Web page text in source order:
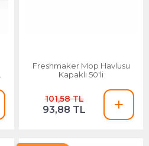
Freshmaker Mop Havlusu
Kapaklı 50'li
101,58 TL
93,88 TL